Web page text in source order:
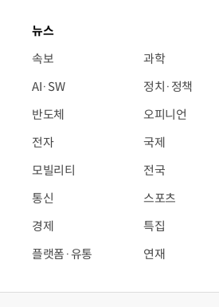
뉴스
속보
AI·SW
반도체
전자
모빌리티
통신
경제
플랫폼·유통
과학
정치·정책
오피니언
국제
전국
스포츠
특집
연재